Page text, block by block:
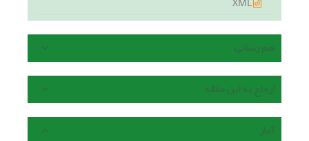
هم رسانی
ارجاع به این مقاله
آمار